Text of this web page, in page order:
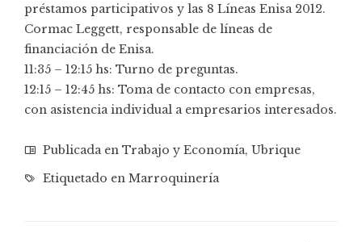
préstamos participativos y las 8 Líneas Enisa 2012.
Cormac Leggett, responsable de líneas de
financiación de Enisa.
11:35 – 12:15 hs: Turno de preguntas.
12:15 – 12:45 hs: Toma de contacto con empresas,
con asistencia individual a empresarios interesados.
Publicada en Trabajo y Economía, Ubrique
Etiquetado en Marroquinería